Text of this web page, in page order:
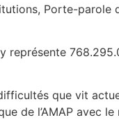
Porte-parole
représente
que vit
de l’AMAP avec